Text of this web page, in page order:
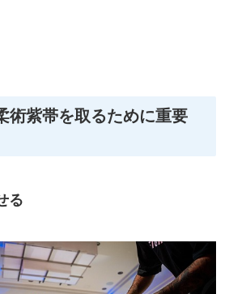
術紫帯を取るために重要
る